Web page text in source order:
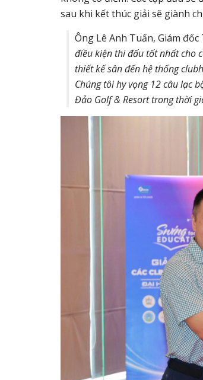
sau khi kết thúc giải sẽ giành
Ông Lê Anh Tuấn, Giám
điều kiện thi đấu tốt nhất cho
thiết kế sân đến hệ thống
Chúng tôi hy vọng 12 câu lạc
Đảo Golf & Resort trong thời